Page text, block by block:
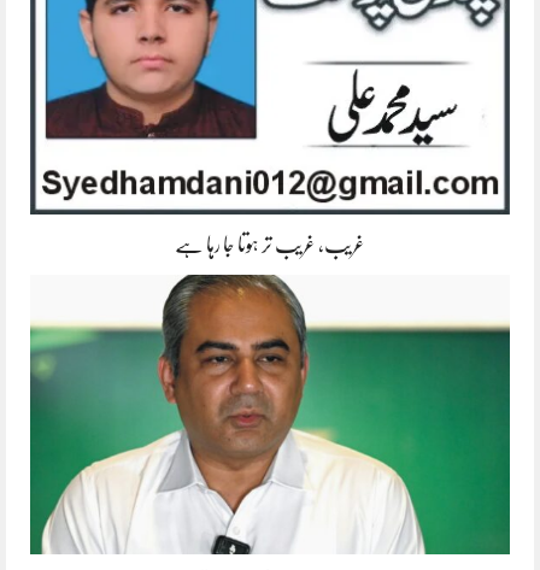
غریب، غریب تر ہوتا جا رہا ہے